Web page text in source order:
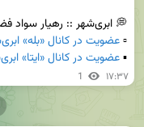
▫️ عضویت در کانال «بله» ابری‌شهر
▪️ عضویت در کانال «ایتا» ابری‌شهر
1 ۱۷:۳۷